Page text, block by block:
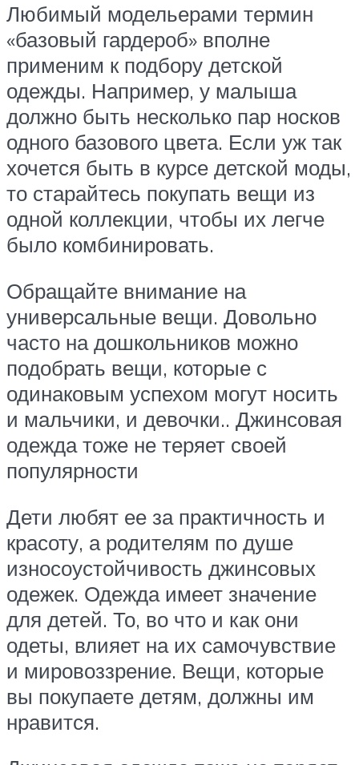
Любимый модельерами термин
«базовый гардероб» вполне
применим к подбору детской
одежды. Например, у малыша
должно быть несколько пар носков
одного базового цвета. Если уж так
хочется быть в курсе детской моды,
то старайтесь покупать вещи из
одной коллекции, чтобы их легче
было комбинировать.
Обращайте внимание на
универсальные вещи. Довольно
часто на дошкольников можно
подобрать вещи, которые с
одинаковым успехом могут носить
и мальчики, и девочки.. Джинсовая
одежда тоже не теряет своей
популярности
Дети любят ее за практичность и
красоту, а родителям по душе
износоустойчивость джинсовых
одежек. Одежда имеет значение
для детей. То, во что и как они
одеты, влияет на их самочувствие
и мировоззрение. Вещи, которые
вы покупаете детям, должны им
нравится.